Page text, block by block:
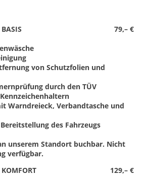
79,– €
von Schutzfolien und
durch den TÜV
Warndreieck, Verbandtasche und
des Fahrzeugs
unserem Standort buchbar. Nicht
verfügbar.
129,– €